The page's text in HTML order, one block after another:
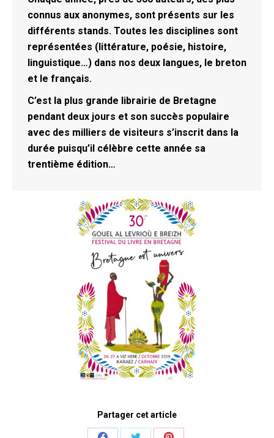
connus aux anonymes, sont présents sur les
différents stands. Toutes les disciplines sont
représentées (littérature, poésie, histoire,
linguistique…) dans nos deux langues, le breton
et le français.
C’est la plus grande librairie de Bretagne
pendant deux jours et son succès populaire
avec des milliers de visiteurs s’inscrit dans la
durée puisqu’il célèbre cette année sa
trentième édition…
Partager cet article